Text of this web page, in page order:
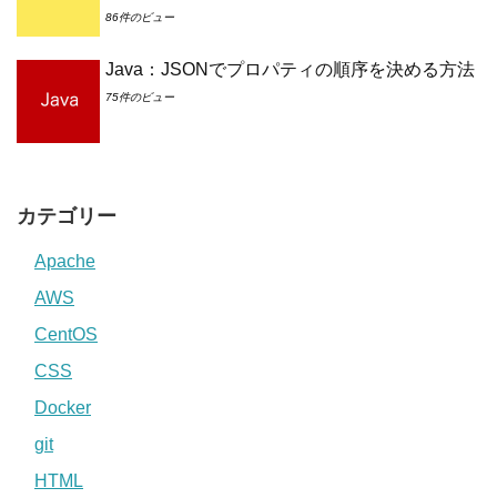
86件のビュー
Java：JSONでプロパティの順序を決める方法
75件のビュー
カテゴリー
Apache
AWS
CentOS
CSS
Docker
git
HTML